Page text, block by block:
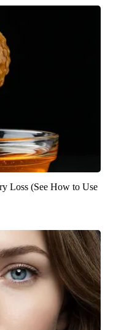
Loss (See How to Use